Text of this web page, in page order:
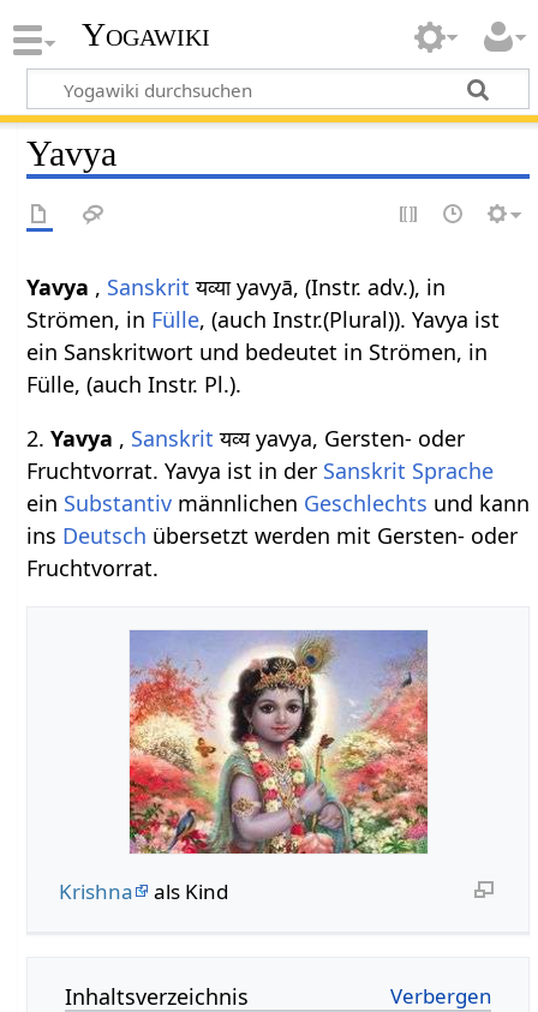
Yogawiki
Yavya
Yavya , Sanskrit यव्या yavyā, (Instr. adv.), in
Strömen, in Fülle, (auch Instr.(Plural)). Yavya ist
ein Sanskritwort und bedeutet in Strömen, in
Fülle, (auch Instr. Pl.).
2.Yavya , Sanskrit यव्य yavya, Gersten- oder
Fruchtvorrat. Yavya ist in der Sanskrit Sprache
ein Substantiv männlichen Geschlechts und kann
ins Deutsch übersetzt werden mit Gersten- oder
Fruchtvorrat.
Krishna als Kind
Inhaltsverzeichnis